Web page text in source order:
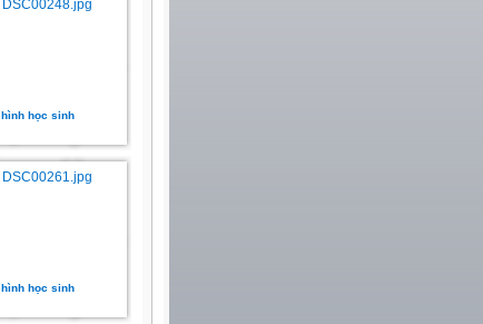
hình học sinh
hình học sinh